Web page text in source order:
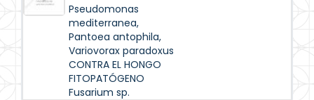
Pseudomonas
mediterranea,
Pantoea antophila,
Variovorax paradoxus
CONTRA EL HONGO
FITOPATÓGENO
Fusarium sp.